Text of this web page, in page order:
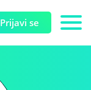
Prijavi se